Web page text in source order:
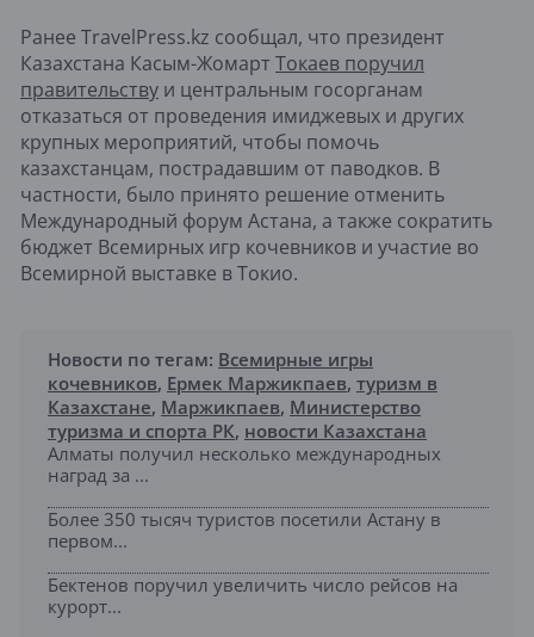
Ранее TravelPress.kz сообщал, что президент
Казахстана Касым-Жомарт Токаев поручил
правительству и центральным госорганам
отказаться от проведения имиджевых и других
крупных мероприятий, чтобы помочь
казахстанцам, пострадавшим от паводков. В
частности, было принято решение отменить
Международный форум Астана, а также сократить
бюджет Всемирных игр кочевников и участие во
Всемирной выставке в Токио.
Новости по тегам: Всемирные игры
кочевников, Ермек Маржикпаев, туризм в
Казахстане, Маржикпаев, Министерство
туризма и спорта РК, новости Казахстана
Алматы получил несколько международных
наград за ...
Более 350 тысяч туристов посетили Астану в
первом...
Бектенов поручил увеличить число рейсов на
курорт...